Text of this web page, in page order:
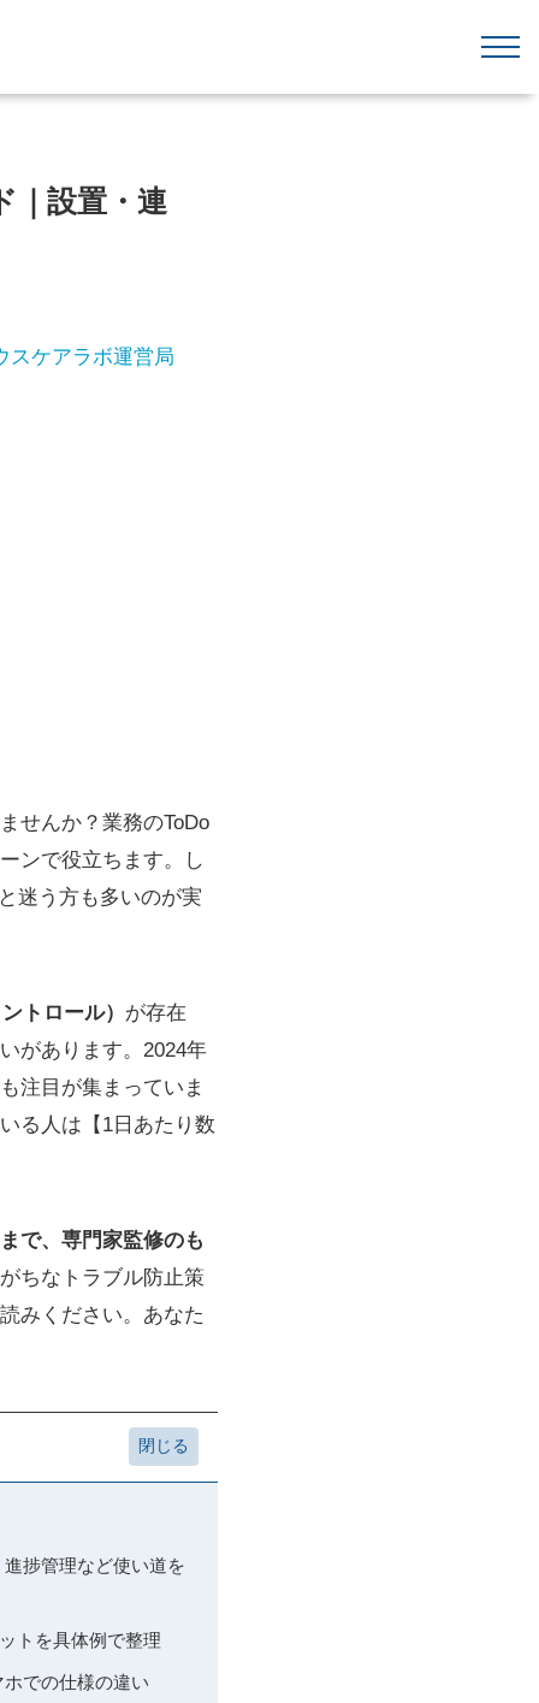
｜設置・連
スケアラボ運営局
せんか？業務のToDo
ンで役立ちます。し
迷う方も多いのが実
トロール） が存在
があります。2024年
注目が集まっていま
る人は【1日あたり数
で、専門家監修のも
ちなトラブル防止策
みください。あなた
捗管理など使い道を
トを具体例で整理
での仕様の違い